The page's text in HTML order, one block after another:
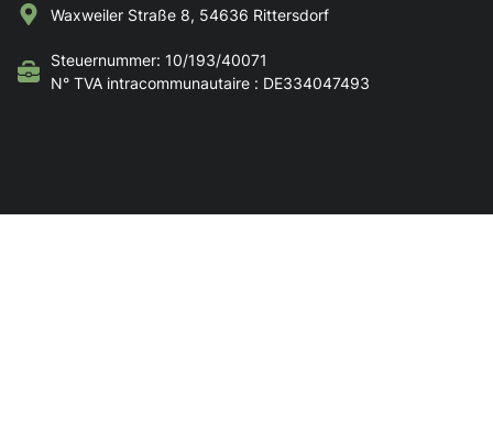
Waxweiler Straße 8, 54636 Rittersdorf
Steuernummer: 10/193/40071
N° TVA intracommunautaire : DE334047493